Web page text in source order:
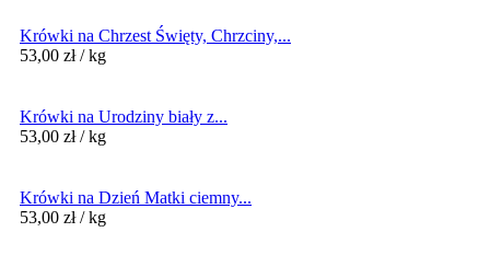
Krówki na Chrzest Święty, Chrzciny,...
53,00 zł / kg
Krówki na Urodziny biały z...
53,00 zł / kg
Krówki na Dzień Matki ciemny...
53,00 zł / kg